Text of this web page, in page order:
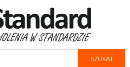
SZUKAJ